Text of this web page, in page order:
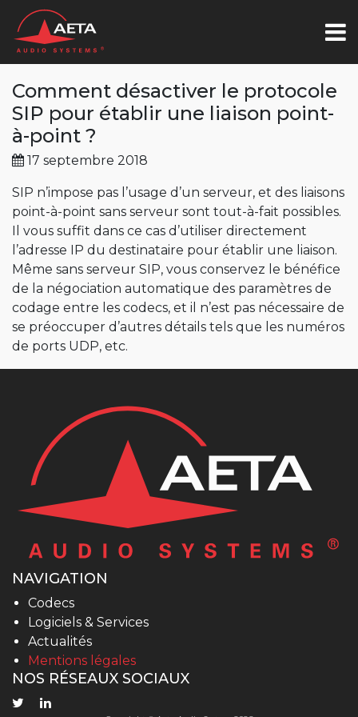
Comment désactiver le protocole
SIP pour établir une liaison point-
à-point ?
17 septembre 2018
SIP n’impose pas l’usage d’un serveur, et des liaisons
point-à-point sans serveur sont tout-à-fait possibles.
Il vous suffit dans ce cas d’utiliser directement
l’adresse IP du destinataire pour établir une liaison.
Même sans serveur SIP, vous conservez le bénéfice
de la négociation automatique des paramètres de
codage entre les codecs, et il n’est pas nécessaire de
se préoccuper d’autres détails tels que les numéros
de ports UDP, etc.
NAVIGATION
Codecs
Logiciels & Services
Actualités
Mentions légales
NOS RÉSEAUX SOCIAUX